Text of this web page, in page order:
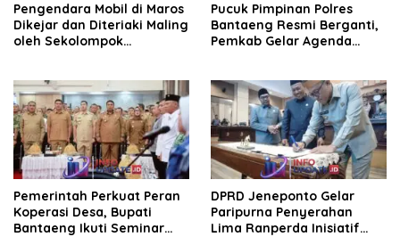
Pengendara Mobil di Maros
Dikejar dan Diteriaki Maling
oleh Sekolompok
Pucuk Pimpinan Polres
Bantaeng Resmi Berganti,
Pemkab Gelar Agenda
Pemerintah Perkuat Peran
Koperasi Desa, Bupati
Bantaeng Ikuti Seminar
DPRD Jeneponto Gelar
Paripurna Penyerahan
Lima Ranperda Inisiatif